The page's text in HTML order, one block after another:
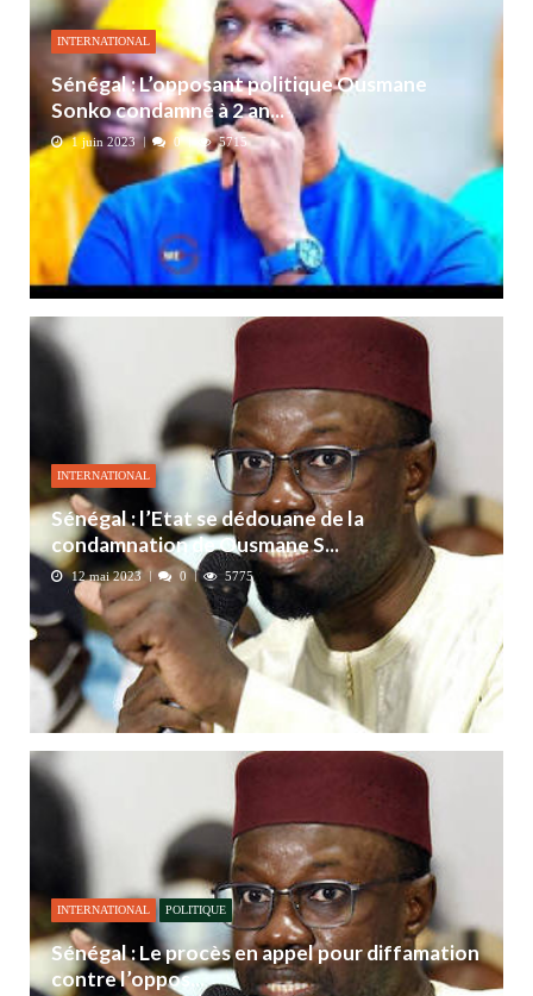
INTERNATIONAL
Sénégal : L’opposant politique Ousmane
Sonko condamné à 2 an...
1 juin 2023 0 5715
INTERNATIONAL
Sénégal : l’Etat se dédouane de la
condamnation de Ousmane S...
12 mai 2023 0 5775
INTERNATIONAL POLITIQUE
Sénégal : Le procès en appel pour diffamation
contre l’oppos...